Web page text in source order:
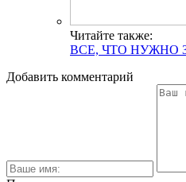
Читайте также:
ВСЕ, ЧТО НУЖНО
Добавить комментарий